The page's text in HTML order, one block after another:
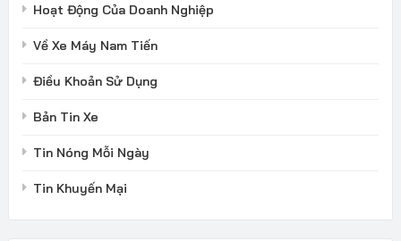
Hoạt Động Của Doanh Nghiệp
Về Xe Máy Nam Tiến
Điều Khoản Sử Dụng
Bản Tin Xe
Tin Nóng Mỗi Ngày
Tin Khuyến Mại